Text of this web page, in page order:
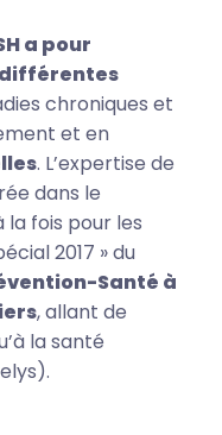
a pour
chroniques et
et en
. L’expertise de
dans le
fois pour les
2017 » du
Santé à
, allant de
la santé